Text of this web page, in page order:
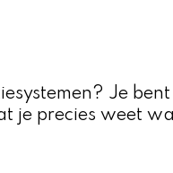
Je
je precies weet